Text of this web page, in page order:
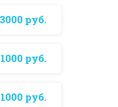
3000 руб.
1000 руб.
1000 руб.